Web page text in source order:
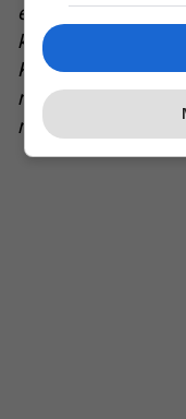
e deri më tash,
krijimin dhe
Kosovës, por
rrezikshëm për
mes SHBA dhe